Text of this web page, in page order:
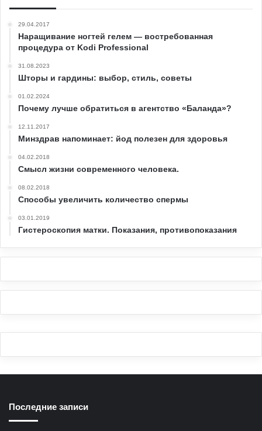
29.04.2017
Наращивание ногтей гелем — востребованная
процедура от Kodi Professional
31.08.2023
Шторы и гардины: выбор, стиль, советы
01.02.2024
Почему лучше обратиться в агентство «Баланда»?
12.11.2017
Минздрав напоминает: йод полезен для здоровья
04.02.2018
Смысл жизни современного человека.
08.02.2018
Способы увеличить количество спермы
03.01.2019
Гистероскопия матки. Показания, противопоказания
Последние записи